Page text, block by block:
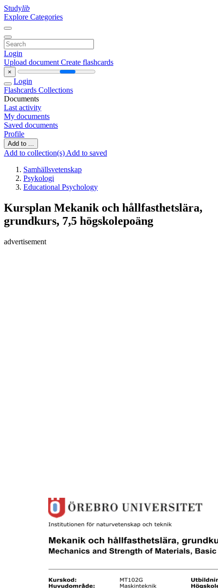
Studylib
Explore Categories
Login
Upload document Create flashcards
×
Login
Flashcards Collections
Documents
Last activity
My documents
Saved documents
Profile
Add to ...
Add to collection(s) Add to saved
Samhällsvetenskap
Psykologi
Educational Psychology
Kursplan Mekanik och hållfasthetslära,
grundkurs, 7,5 högskolepoäng
advertisement